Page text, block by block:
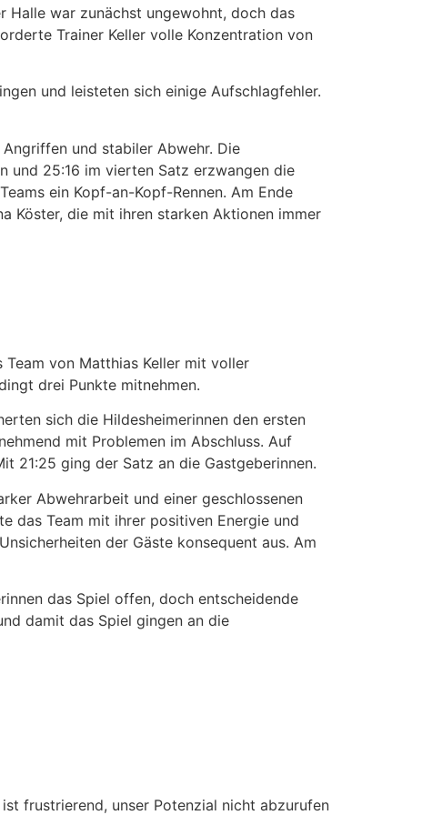
Halle war zunächst ungewohnt, doch das
Trainer Keller volle Konzentration von
und leisteten sich einige Aufschlagfehler.
und stabiler Abwehr. Die
und 25:16 im vierten Satz erzwangen die
ein Kopf-an-Kopf-Rennen. Am Ende
Köster, die mit ihren starken Aktionen immer
von Matthias Keller mit voller
drei Punkte mitnehmen.
sich die Hildesheimerinnen den ersten
mit Problemen im Abschluss. Auf
21:25 ging der Satz an die Gastgeberinnen.
Abwehrarbeit und einer geschlossenen
das Team mit ihrer positiven Energie und
der Gäste konsequent aus. Am
das Spiel offen, doch entscheidende
damit das Spiel gingen an die
frustrierend, unser Potenzial nicht abzurufen